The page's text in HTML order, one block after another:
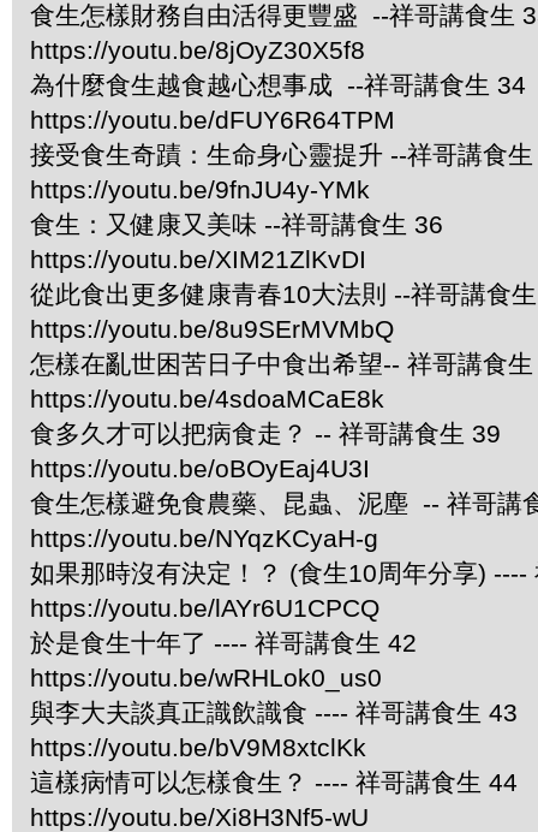
食生怎樣財務自由活得更豐盛 --祥哥講食生
https://youtu.be/8jOyZ30X5f8
為什麼食生越食越心想事成 --祥哥講食生 34
https://youtu.be/dFUY6R64TPM
接受食生奇蹟：生命身心靈提升 --祥哥講食
https://youtu.be/9fnJU4y-YMk
食生：又健康又美味 --祥哥講食生 36
https://youtu.be/XIM21ZlKvDI
從此食出更多健康青春10大法則 --祥哥講食
https://youtu.be/8u9SErMVMbQ
怎樣在亂世困苦日子中食出希望-- 祥哥講食
https://youtu.be/4sdoaMCaE8k
食多久才可以把病食走？ -- 祥哥講食生 39
https://youtu.be/oBOyEaj4U3I
食生怎樣避免食農藥、昆蟲、泥塵 -- 祥哥講
https://youtu.be/NYqzKCyaH-g
如果那時沒有決定！？ (食生10周年分享) ----
https://youtu.be/lAYr6U1CPCQ
於是食生十年了 ---- 祥哥講食生 42
https://youtu.be/wRHLok0_us0
與李大夫談真正識飲識食 ---- 祥哥講食生 43
https://youtu.be/bV9M8xtclKk
這樣病情可以怎樣食生？ ---- 祥哥講食生 44
https://youtu.be/Xi8H3Nf5-wU